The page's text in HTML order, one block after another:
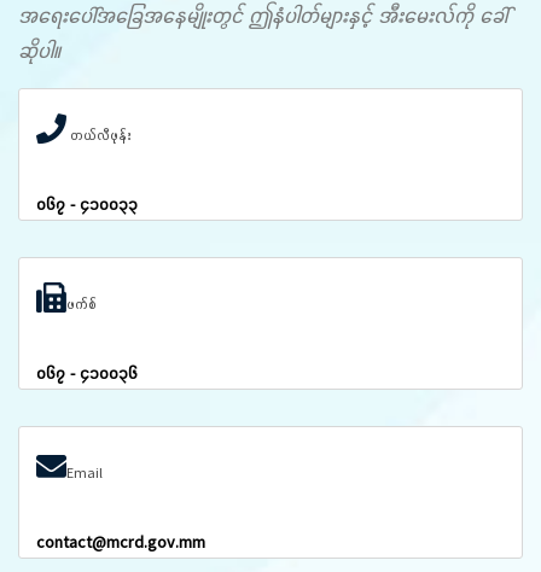
အရေးပေါ်အခြေအနေမျိုးတွင် ဤနံပါတ်များနှင့် အီးမေးလ်ကို ခေါ်
ဆိုပါ။
တယ်လီဖုန်း
၀၆၇ - ၄၁၀၀၃၃
ဖက်စ်
၀၆၇ - ၄၁၀၀၃၆
Email
contact@mcrd.gov.mm